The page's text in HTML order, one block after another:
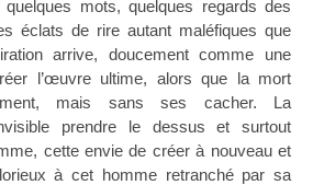
mots, quelques regards des
éclats de rire autant maléfiques que
arrive, doucement comme une
l’œuvre ultime, alors que la mort
mais sans ses cacher. La
prendre le dessus et surtout
cette envie de créer à nouveau et
à cet homme retranché par sa